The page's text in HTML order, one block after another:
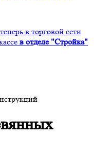
теперь в торговой сети
в отделе "Стройка"